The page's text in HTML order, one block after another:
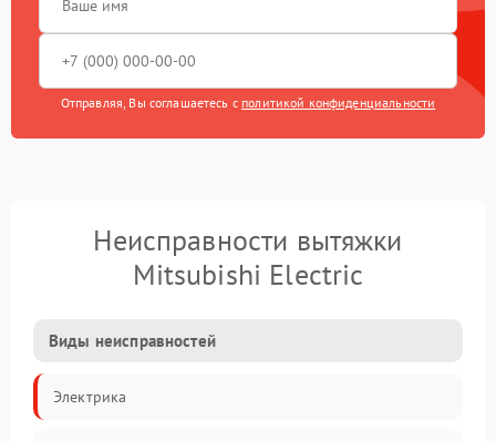
Отправляя, Вы соглашаетесь с политикой конфиденциальности
Неисправности вытяжки
Mitsubishi Electric
Виды неисправностей
Электрика